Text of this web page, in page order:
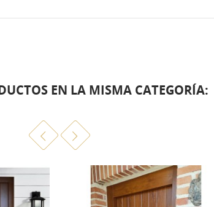
EN LA MISMA CATEGORÍA: